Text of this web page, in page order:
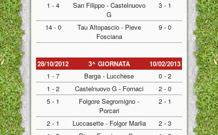
1 - 4
San Filippo - Castelnuovo
G
3 - 1
14 - 0
Tau Altopascio - Pieve
Fosciana
9 - 0
28/10/2012 3^ GIORNATA
10/02/2013
1 - 7
Barga - Lucchese
0 - 2
1 - 2
Castelnuovo G - Fornaci
2 - 0
5 - 1
Folgore Segromigno -
Porcari
2 - 1
2 - 1 Luccasette - Folgor Marlia
2 - 3